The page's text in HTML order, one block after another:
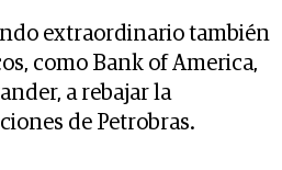
extraordinario también
como Bank of America,
a rebajar la
de Petrobras.